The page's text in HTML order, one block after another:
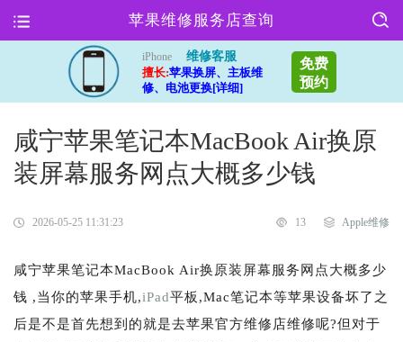
苹果维修服务店查询
iPhone
维修客服
擅长:苹果换屏、主板维
修、电池更换[详细]
免费
预约
咸宁苹果笔记本MacBook Air换原
装屏幕服务网点大概多少钱
2026-05-25 11:31:23 13 Apple维修
咸宁苹果笔记本MacBook Air换原装屏幕服务网点大概多少
钱 ,当你的苹果手机,iPad平板,Mac笔记本等苹果设备坏了之
后是不是首先想到的就是去苹果官方维修店维修呢?但对于